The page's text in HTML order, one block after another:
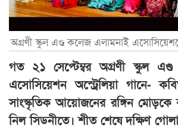
অগ্রণী স্কুল এণ্ড কলেজ এলামনাই
গত ২১ সেপ্টেম্বর অগ্রণী স্কুল
এসোসিয়েশন অস্ট্রেলিয়া গানে-
সাংস্কৃতিক আয়োজনের রঙ্গিন
নিল সিডনীতে। শীত শেষে দক্ষিণ